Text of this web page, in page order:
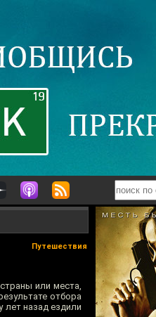
Путешествия
или места,
отбора
назад ездили